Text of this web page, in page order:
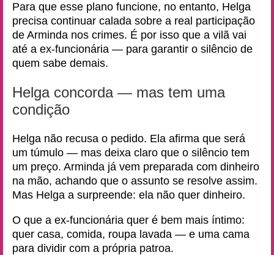
Para que esse plano funcione, no entanto, Helga
precisa continuar calada sobre a real participação
de Arminda nos crimes. É por isso que a vilã vai
até a ex-funcionária — para garantir o silêncio de
quem sabe demais.
Helga concorda — mas tem uma
condição
Helga não recusa o pedido. Ela afirma que será
um túmulo — mas deixa claro que o silêncio tem
um preço. Arminda já vem preparada com dinheiro
na mão, achando que o assunto se resolve assim.
Mas Helga a surpreende: ela não quer dinheiro.
O que a ex-funcionária quer é bem mais íntimo:
quer casa, comida, roupa lavada — e uma cama
para dividir com a própria patroa.